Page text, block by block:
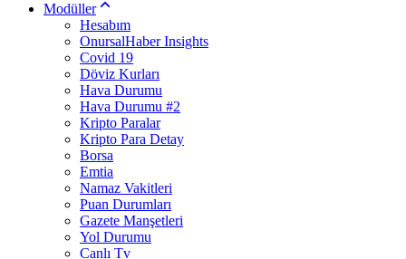
Modüller
Hesabım
OnursalHaber Insights
Covid 19
Döviz Kurları
Hava Durumu
Hava Durumu #2
Kripto Paralar
Kripto Para Detay
Borsa
Emtia
Namaz Vakitleri
Puan Durumları
Gazete Manşetleri
Yol Durumu
Canlı Tv